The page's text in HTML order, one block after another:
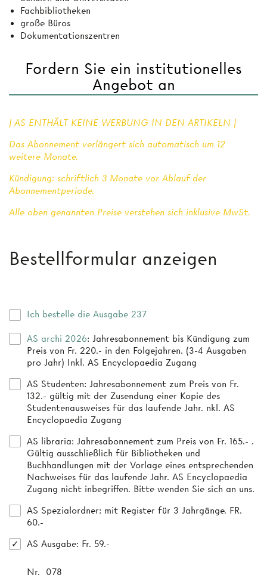
Fachbibliotheken
große Büros
Dokumentationszentren
Fordern Sie ein institutionelles
Angebot an
| AS ENTHÄLT KEINE WERBUNG IN DEN ARTIKELN |
Das Abonnement verlängert sich automatisch um 12
weitere Monate.
Kündigung: schriftlich 3 Monate vor Ablauf der
Abonnementperiode.
Alle oben genannten Preise verstehen sich inklusive MwSt.
Bestellformular anzeigen
Ich bestelle die Ausgabe 237
AS archi 2026: Jahresabonnement bis Kündigung zum
Preis von Fr. 220.- in den Folgejahren. (3-4 Ausgaben
pro Jahr) Inkl. AS Encyclopaedia Zugang
AS Studenten: Jahresabonnement zum Preis von Fr.
132.- gültig mit der Zusendung einer Kopie des
Studentenausweises für das laufende Jahr. nkl. AS
Encyclopaedia Zugang
AS libraria: Jahresabonnement zum Preis von Fr. 165.- .
Gültig ausschließlich für Bibliotheken und
Buchhandlungen mit der Vorlage eines entsprechenden
Nachweises für das laufende Jahr. AS Encyclopaedia
Zugang nicht inbegriffen. Bitte wenden Sie sich an uns.
AS Spezialordner: mit Register für 3 Jahrgänge. FR.
60.-
AS Ausgabe: Fr. 59.-
Nr.